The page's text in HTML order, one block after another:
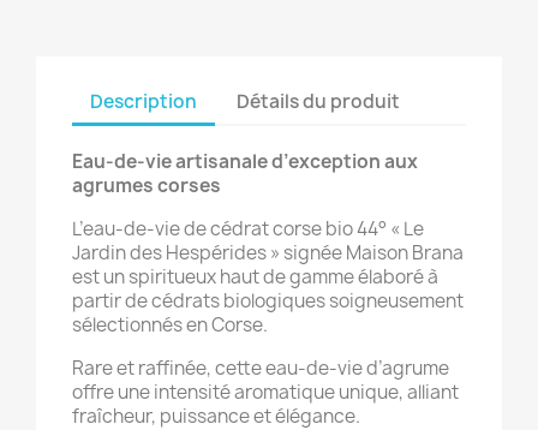
Description Détails du produit
Eau-de-vie artisanale d’exception aux
agrumes corses
L’eau-de-vie de cédrat corse bio 44° « Le
Jardin des Hespérides » signée Maison Brana
est un spiritueux haut de gamme élaboré à
partir de cédrats biologiques soigneusement
sélectionnés en Corse.
Rare et raffinée, cette eau-de-vie d’agrume
offre une intensité aromatique unique, alliant
fraîcheur, puissance et élégance.